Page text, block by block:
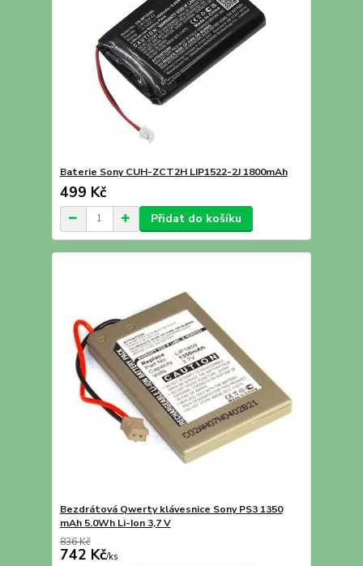
Baterie Sony CUH-ZCT2H LIP1522-2J 1800mAh
499 Kč
Přidat do košíku
Bezdrátová Qwerty klávesnice Sony PS3 1350
mAh 5.0Wh Li-Ion 3,7 V
836 Kč
742 Kč/ks